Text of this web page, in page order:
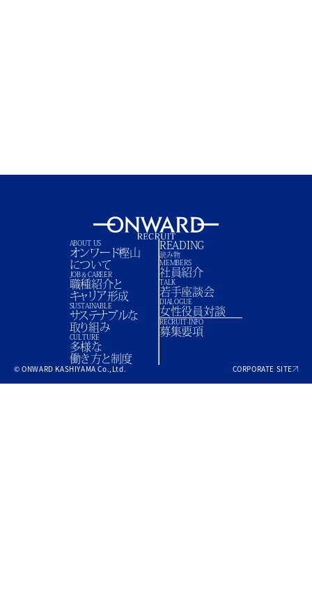
ABOUT US
オンワード樫山
について
JOB＆CAREER
職種紹介と
キャリア形成
SUSTAINABLE
サステナブルな
取り組み
CULTURE
多様な
働き方と制度
READING
読み物
MEMBERS
社員紹介
TALK
若手座談会
DIALOGUE
女性役員対談
RECRUIT-INFO
募集要項
© ONWARD KASHIYAMA Co.,Ltd. CORPORATE SITE